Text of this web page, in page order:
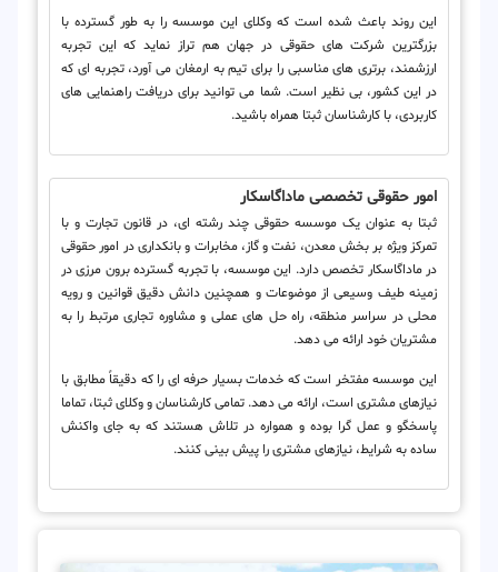
این روند باعث شده است که وکلای این موسسه را به طور گسترده با
بزرگترین شرکت های حقوقی در جهان هم تراز نماید که این تجربه
ارزشمند، برتری های مناسبی را برای تیم به ارمغان می آورد، تجربه ای که
در این کشور، بی نظیر است. شما می توانید برای دریافت راهنمایی های
کاربردی، با کارشناسان ثبتا همراه باشید.
امور حقوقی تخصصی ماداگاسکار
ثبتا به عنوان یک موسسه حقوقی چند رشته ای، در قانون تجارت و با
تمرکز ویژه بر بخش معدن، نفت و گاز، مخابرات و بانکداری در امور حقوقی
در ماداگاسکار تخصص دارد. این موسسه، با تجربه گسترده برون مرزی در
زمینه طیف وسیعی از موضوعات و همچنین دانش دقیق قوانین و رویه
محلی در سراسر منطقه، راه حل های عملی و مشاوره تجاری مرتبط را به
مشتریان خود ارائه می دهد.
این موسسه مفتخر است که خدمات بسیار حرفه ای را که دقیقاً مطابق با
نیازهای مشتری است، ارائه می دهد. تمامی کارشناسان و وکلای ثبتا، تماما
پاسخگو و عمل گرا بوده و همواره در تلاش هستند که به جای واکنش
ساده به شرایط، نیازهای مشتری را پیش بینی کنند.